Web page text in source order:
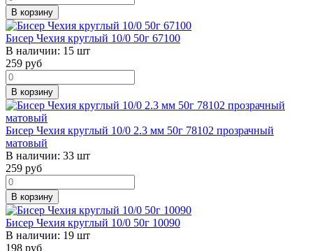
В корзину
Бисер Чехия круглый 10/0 50г 67100
В наличии: 15 шт
259 руб
В корзину
Бисер Чехия круглый 10/0 2.3 мм 50г 78102 прозрачный
матовый
В наличии: 33 шт
259 руб
В корзину
Бисер Чехия круглый 10/0 50г 10090
В наличии: 19 шт
198 руб